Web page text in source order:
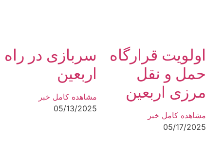
اولویت قرارگاه
حمل و نقل
مرزی اربعین
مشاهده کامل خبر
05/17/2025
سربازی در راه
اربعین
مشاهده کامل خبر
05/13/2025